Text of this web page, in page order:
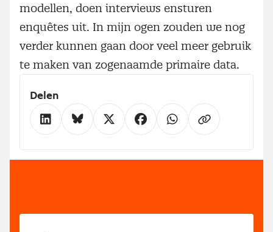
modellen, doen interviews ensturen
enquêtes uit. In mijn ogen zouden we nog
verder kunnen gaan door veel meer gebruik
te maken van zogenaamde primaire data.
Delen